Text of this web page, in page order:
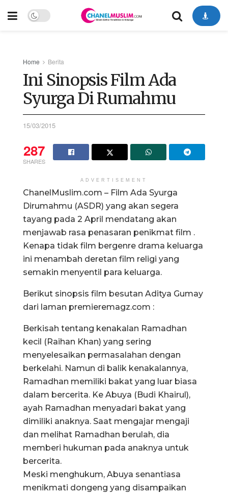
Home Berita
Ini Sinopsis Film Ada
Syurga Di Rumahmu
15/03/2015
287
SHARES
ADVERTISEMENT
ChanelMuslim.com – Film Ada Syurga
Dirumahmu (ASDR) yang akan segera
tayang pada 2 April mendatang akan
menjawab rasa penasaran penikmat film .
Kenapa tidak film bergenre drama keluarga
ini menambah deretan film religi yang
semakin menyentil para keluarga.
Berikut sinopsis film besutan Aditya Gumay
dari laman premieremagz.com :
Berkisah tentang kenakalan Ramadhan
kecil (Raihan Khan) yang sering
menyelesaikan permasalahan dengan
berkelahi. Namun di balik kenakalannya,
Ramadhan memiliki bakat yang luar biasa
dalam bercerita. Ke Abuya (Budi Khairul),
ayah Ramadhan menyadari bakat yang
dimiliki anaknya. Saat mengajar mengaji
dan melihat Ramadhan berulah, dia
memberi hukuman pada anaknya untuk
bercerita.
Meski menghukum, Abuya senantiasa
menikmati dongeng yang disampaikan